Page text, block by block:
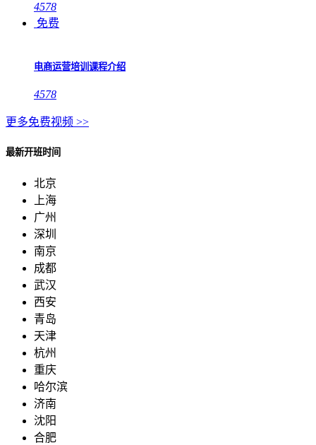
4578
免费
电商运营培训课程介绍
4578
更多免费视频 >>
最新开班时间
北京
上海
广州
深圳
南京
成都
武汉
西安
青岛
天津
杭州
重庆
哈尔滨
济南
沈阳
合肥